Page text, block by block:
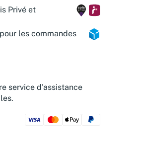
Privé et
les commandes
service d'assistance